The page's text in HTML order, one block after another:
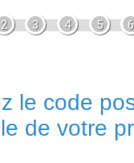
2 3 4 5 6
le code
de votre